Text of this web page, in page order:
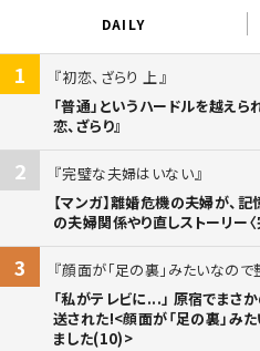
DAILY
1
初恋、ざらり 上
「普通」というハードルを越え
恋、ざらり』
2
完璧な夫婦はいない
【マンガ】離婚危機の夫婦が、
の夫婦関係やり直しストーリー
3
顔面が「足の裏」みたいなの
「私がテレビに...」 原宿でまさ
送された!<顔面が「足の裏」み
ました(10)>